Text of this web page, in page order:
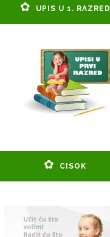
UPIS U 1. RAZRED
CISOK